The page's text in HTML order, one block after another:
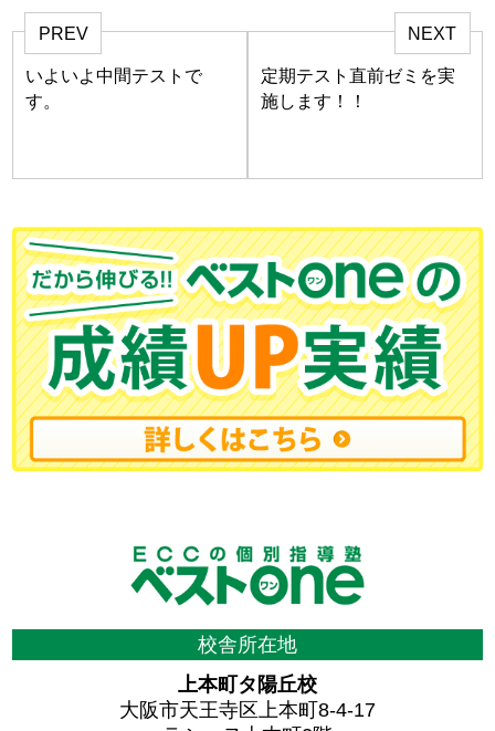
PREV
いよいよ中間テストで
す。
NEXT
定期テスト直前ゼミを実
施します！！
校舎所在地
上本町タ陽丘校
大阪市天王寺区上本町8-4-17